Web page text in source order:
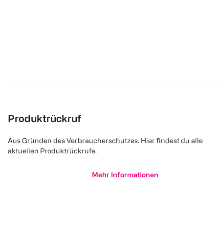
Produktrückruf
Aus Gründen des Verbraucherschutzes. Hier findest du alle
aktuellen Produktrückrufe.
Mehr Informationen